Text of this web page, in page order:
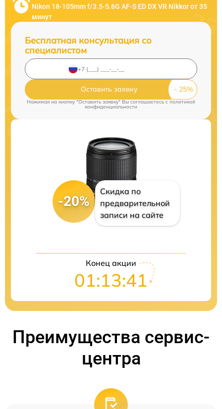
Nikon 18-105mm f/3.5-5.6G AF-S ED DX VR Nikkor от 35
минут
Бесплатная консультация со
специалистом
Оставить заявку
Нажимая на кнопку "Оставить заявку" Вы соглашаетесь cполитикой
конфиденциальности
-20%
Скидка по
предварительной
записи на сайте
Конец акции
01:13:40
Преимущества сервис-
центра